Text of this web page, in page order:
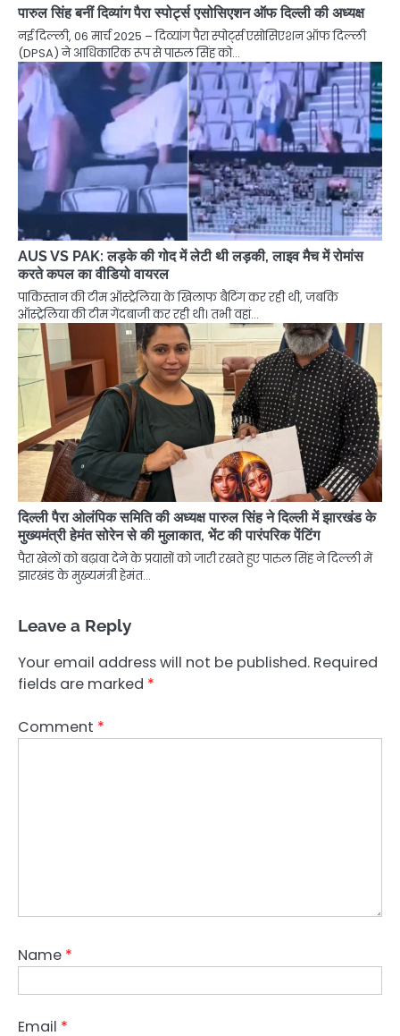
पारुल सिंह बनीं दिव्यांग पैरा स्पोर्ट्स एसोसिएशन ऑफ दिल्ली की अध्यक्ष
नई दिल्ली, 06 मार्च 2025 – दिव्यांग पैरा स्पोर्ट्स एसोसिएशन ऑफ दिल्ली
(DPSA) ने आधिकारिक रूप से पारुल सिंह को…
AUS VS PAK: लड़के की गोद में लेटी थी लड़की, लाइव मैच में रोमांस
करते कपल का वीडियो वायरल
पाकिस्तान की टीम ऑस्ट्रेलिया के खिलाफ बैटिंग कर रही थी, जबकि
ऑस्ट्रेलिया की टीम गेंदबाजी कर रही थी। तभी वहां…
दिल्ली पैरा ओलंपिक समिति की अध्यक्ष पारुल सिंह ने दिल्ली में झारखंड के
मुख्यमंत्री हेमंत सोरेन से की मुलाकात, भेंट की पारंपरिक पेंटिंग
पैरा खेलों को बढ़ावा देने के प्रयासों को जारी रखते हुए पारुल सिंह ने दिल्ली में
झारखंड के मुख्यमंत्री हेमंत…
Leave a Reply
Your email address will not be published. Required
fields are marked *
Comment *
Name *
Email *